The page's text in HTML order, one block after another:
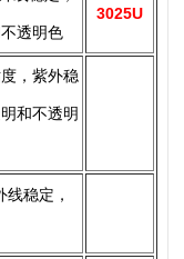
透明色
3025U
，紫外稳
和不透明
稳定，